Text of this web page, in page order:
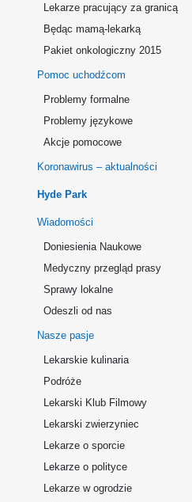
Lekarze pracujący za granicą
Będąc mamą-lekarką
Pakiet onkologiczny 2015
Pomoc uchodźcom
Problemy formalne
Problemy językowe
Akcje pomocowe
Koronawirus – aktualności
Hyde Park
Wiadomości
Doniesienia Naukowe
Medyczny przegląd prasy
Sprawy lokalne
Odeszli od nas
Nasze pasje
Lekarskie kulinaria
Podróże
Lekarski Klub Filmowy
Lekarski zwierzyniec
Lekarze o sporcie
Lekarze o polityce
Lekarze w ogrodzie